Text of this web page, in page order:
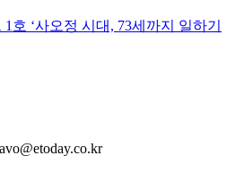
호 ‘사오정 시대, 73세까지 일하기